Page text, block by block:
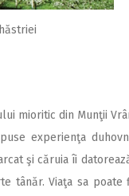
mioritic din Munţii
experienţa
şi căruia îi
tânăr. Viaţa sa